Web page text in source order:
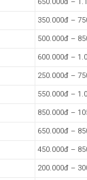
15.000đ
10.000đ
30.000đ
150.000đ
60.000đ
10.000đ
25.000đ
25.000đ
130.000đ
115.000đ
350.000đ –
500.000đ –
600.000đ –
250.000đ –
550.000đ –
850.000đ –
650.000đ –
450.000đ –
200.000đ –